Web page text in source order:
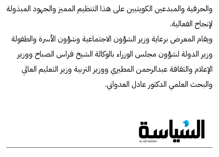
والحرفية والمبدعين الكويتيين على هذا التنظيم المميز والجهود المبذولة
لإنجاح الفعالية.
ويقام المعرض برعاية وزير الشؤون الاجتماعية وشؤون الأسرة والطفولة
وزير الدولة لشؤون مجلس الوزراء بالوكالة الشيخ فراس الصباح ووزير
الإعلام والثقافة عبدالرحمن المطيري ووزير التربية وزير التعليم العالي
والبحث العلمي الدكتور عادل العدواني.